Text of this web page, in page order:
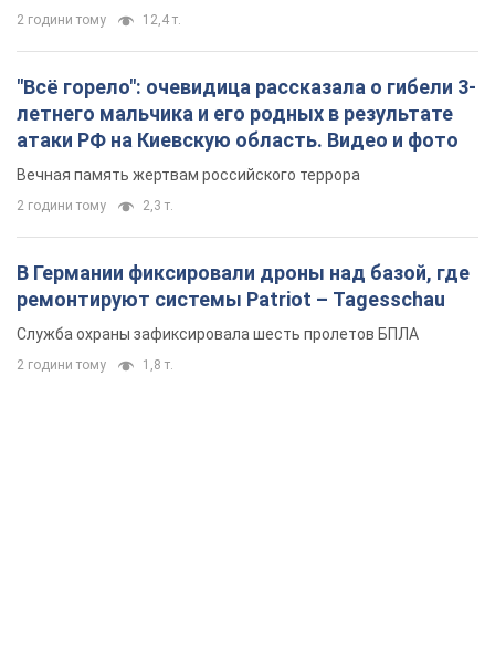
2 години тому 12,4 т.
"Всё горело": очевидица рассказала о гибели 3-
летнего мальчика и его родных в результате
атаки РФ на Киевскую область. Видео и фото
Вечная память жертвам российского террора
2 години тому 2,3 т.
В Германии фиксировали дроны над базой, где
ремонтируют системы Patriot – Tagesschau
Служба охраны зафиксировала шесть пролетов БПЛА
2 години тому 1,8 т.